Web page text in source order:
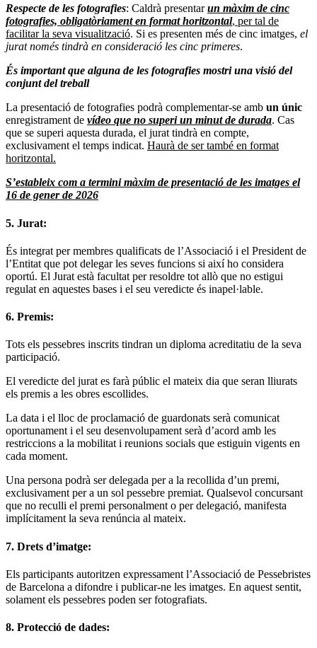
Respecte de les fotografies: Caldrà presentarun màxim de cinc
fotografies, obligatòriament en format horitzontal, per tal de
facilitar la seva visualització. Si es presenten més de cinc imatges, el
jurat només tindrà en consideració les cinc primeres.
És important que alguna de les fotografies mostri una visió del
conjunt del treball
La presentació de fotografies podrà complementar-se amb un únic
enregistrament de vídeo que no superi un minut de durada. Cas
que se superi aquesta durada, el jurat tindrà en compte,
exclusivament el temps indicat. Haurà de ser també en format
horitzontal.
S’estableix com a termini màxim de presentació de les imatges el
16 de gener de 2026
5. Jurat:
És integrat per membres qualificats de l’Associació i el President de
l’Entitat que pot delegar les seves funcions si així ho considera
oportú. El Jurat està facultat per resoldre tot allò que no estigui
regulat en aquestes bases i el seu veredicte és inapel·lable.
6. Premis:
Tots els pessebres inscrits tindran un diploma acreditatiu de la seva
participació.
El veredicte del jurat es farà públic el mateix dia que seran lliurats
els premis a les obres escollides.
La data i el lloc de proclamació de guardonats serà comunicat
oportunament i el seu desenvolupament serà d’acord amb les
restriccions a la mobilitat i reunions socials que estiguin vigents en
cada moment.
Una persona podrà ser delegada per a la recollida d’un premi,
exclusivament per a un sol pessebre premiat. Qualsevol concursant
que no reculli el premi personalment o per delegació, manifesta
implícitament la seva renúncia al mateix.
7. Drets d’imatge:
Els participants autoritzen expressament l’Associació de Pessebristes
de Barcelona a difondre i publicar-ne les imatges. En aquest sentit,
solament els pessebres poden ser fotografiats.
8. Protecció de dades: